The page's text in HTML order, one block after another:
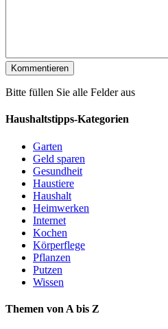
Bitte füllen Sie alle Felder aus
Haushaltstipps-Kategorien
Garten
Geld sparen
Gesundheit
Haustiere
Haushalt
Heimwerken
Internet
Kochen
Körperflege
Pflanzen
Putzen
Wissen
Themen von A bis Z